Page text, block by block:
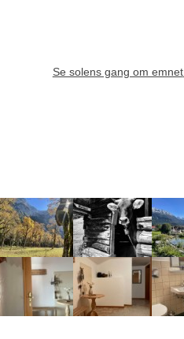
Se solens gang om emnet